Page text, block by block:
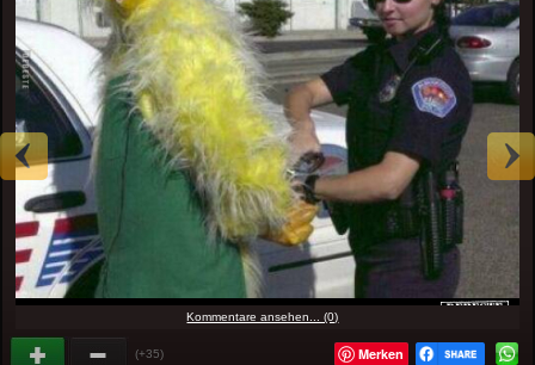
Kommentare ansehen... (0)
(+35) Merken